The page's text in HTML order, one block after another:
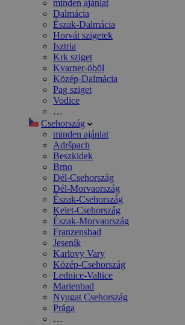
minden ajánlat
Dalmácia
Észak-Dalmácia
Horvát szigetek
Isztria
Krk sziget
Kvarner-öböl
Közép-Dalmácia
Pag sziget
Vodice
…
Csehország
minden ajánlat
Adršpach
Beszkidek
Brno
Dél-Csehország
Dél-Morvaország
Észak-Csehország
Kelet-Csehország
Észak-Morvaország
Franzensbad
Jeseník
Karlovy Vary
Közép-Csehország
Lednice-Valtice
Marienbad
Nyugat Csehország
Prága
…